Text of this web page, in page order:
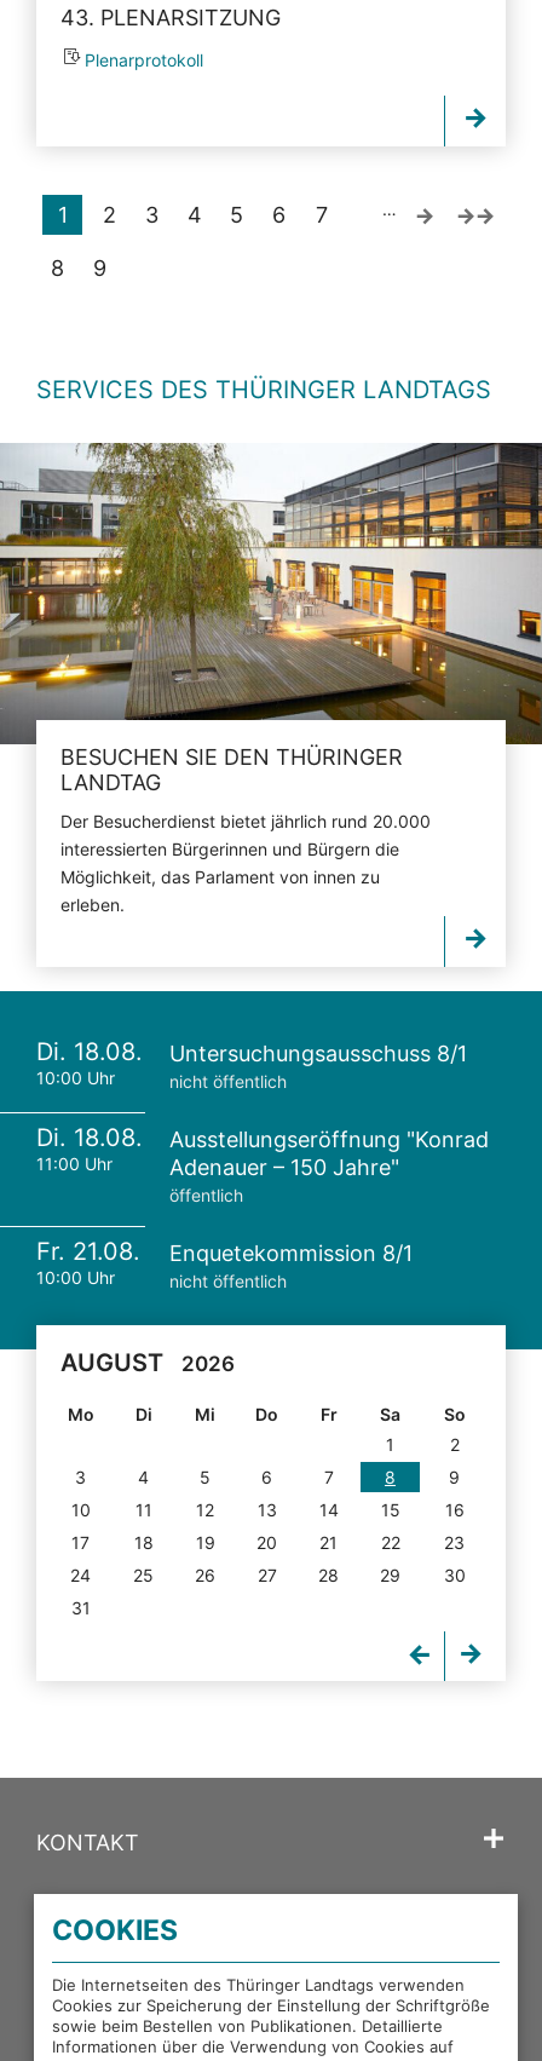
43. PLENARSITZUNG
Plenarprotokoll
1 2 3 4 5 6 7
8 9
…
SERVICES DES THÜRINGER LANDTAGS
BESUCHEN SIE DEN THÜRINGER
LANDTAG
Der Besucherdienst bietet jährlich rund 20.000
interessierten Bürgerinnen und Bürgern die
Möglichkeit, das Parlament von innen zu
erleben.
Di. 18.08.
10:00 Uhr
Untersuchungsausschuss 8/1
nicht öffentlich
Di. 18.08.
11:00 Uhr
Ausstellungseröffnung "Konrad
Adenauer – 150 Jahre"
öffentlich
Fr. 21.08.
10:00 Uhr
Enquetekommission 8/1
nicht öffentlich
AUGUST 2026
Mo Di Mi Do Fr Sa
So
1
2
3
4 5 6 7 8
9
10
11 12 13 14 15
16
17
18 19 20 21 22
23
24
25 26 27 28 29
30
31
KONTAKT
PORTALE DES THÜRINGER LANDTAGS
EXTERNE LINKS
COOKIES
Die Internetseiten des Thüringer Landtags verwenden
Cookies zur Speicherung der Einstellung der Schriftgröße
sowie beim Bestellen von Publikationen. Detaillierte
Informationen über die Verwendung von Cookies auf